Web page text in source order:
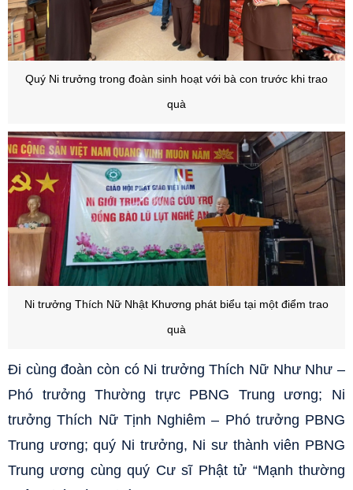
Quý Ni trưởng trong đoàn sinh hoạt với bà con trước khi trao
quà
Ni trưởng Thích Nữ Nhật Khương phát biểu tại một điểm trao
quà
Đi cùng đoàn còn có Ni trưởng Thích Nữ Như Như –
Phó trưởng Thường trực PBNG Trung ương; Ni
trưởng Thích Nữ Tịnh Nghiêm – Phó trưởng PBNG
Trung ương; quý Ni trưởng, Ni sư thành viên PBNG
Trung ương cùng quý Cư sĩ Phật tử “Mạnh thường